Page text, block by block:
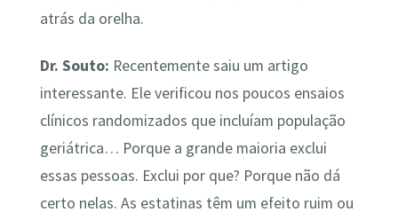
atrás da orelha.
Dr. Souto: Recentemente saiu um artigo
interessante. Ele verificou nos poucos ensaios
clínicos randomizados que incluíam população
geriátrica… Porque a grande maioria exclui
essas pessoas. Exclui por que? Porque não dá
certo nelas. As estatinas têm um efeito ruim ou